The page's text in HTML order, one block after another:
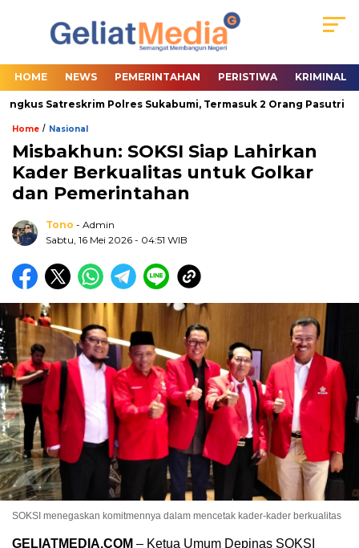
HOME NEWS PEMERINTAHAN PERISTIWA KRIMINAL
Satreskrim Polres Sukabumi, Termasuk 2 Orang Pasutri
Home / Nasional
Misbakhun: SOKSI Siap Lahirkan
Kader Berkualitas untuk Golkar
dan Pemerintahan
Tono - Admin
Sabtu, 16 Mei 2026 - 04:51 WIB
SOKSI menegaskan komitmennya dalam mencetak kader-kader berkualitas
GELIATMEDIA.COM – Ketua Umum Depinas SOKSI